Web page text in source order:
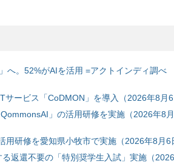
へ。52%がAIを活用 =アクトインディ調べ
ービス「CoDMON」を導入（2026年8月6
」の活用研修を実施（2026年8
研修を愛知県小牧市で実施（2026年8月6
返還不要の「特別奨学生入試」実施（